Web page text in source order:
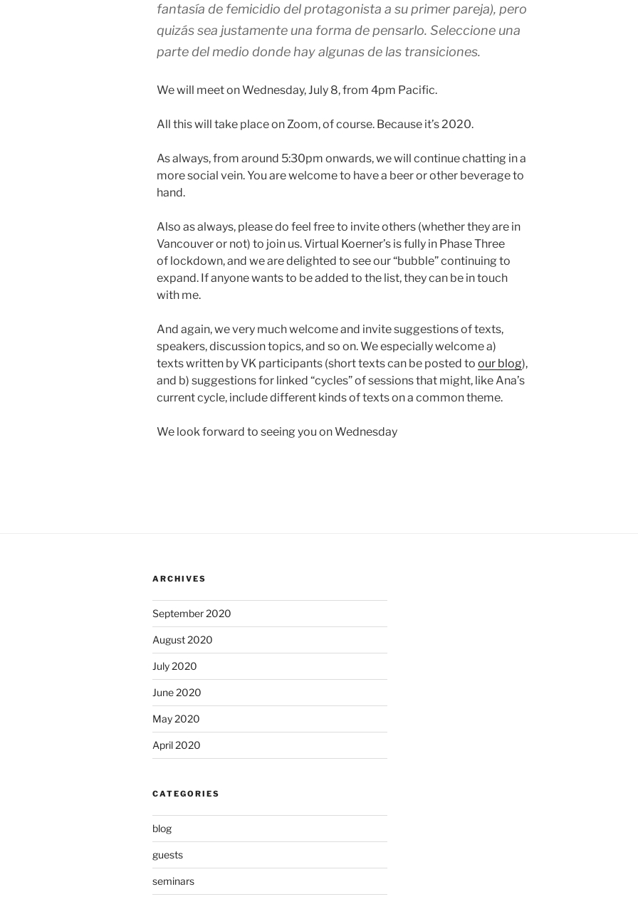
fantasía de femicidio del protagonista a su primer pareja), pero
quizás sea justamente una forma de pensarlo. Seleccione una
parte del medio donde hay algunas de las transiciones.
We will meet on Wednesday, July 8, from 4pm Pacific.
All this will take place on Zoom, of course. Because it’s 2020.
As always, from around 5:30pm onwards, we will continue chatting in a
more social vein. You are welcome to have a beer or other beverage to
hand.
Also as always, please do feel free to invite others (whether they are in
Vancouver or not) to join us. Virtual Koerner’s is fully in Phase Three
of lockdown, and we are delighted to see our “bubble” continuing to
expand. If anyone wants to be added to the list, they can be in touch
with me.
And again, we very much welcome and invite suggestions of texts,
speakers, discussion topics, and so on. We especially welcome a)
texts written by VK participants (short texts can be posted to our blog),
and b) suggestions for linked “cycles” of sessions that might, like Ana’s
current cycle, include different kinds of texts on a common theme.
We look forward to seeing you on Wednesday
ARCHIVES
September 2020
August 2020
July 2020
June 2020
May 2020
April 2020
CATEGORIES
blog
guests
seminars